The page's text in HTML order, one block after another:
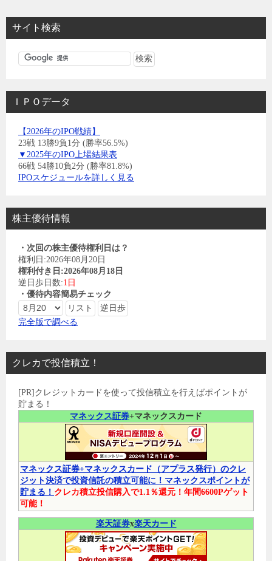
サイト検索
ＩＰＯデータ
【2026年のIPO戦績】
23戦 13勝9負1分 (勝率56.5%)
▼2025年のIPO上場結果表
66戦 54勝10負2分 (勝率81.8%)
IPOスケジュールを詳しく見る
株主優待情報
・次回の株主優待権利日は？
権利日:2026年08月20日
権利付き日:2026年08月18日
逆日歩日数:1日
・優待内容簡易チェック
完全版で調べる
クレカで投信積立！
[PR]クレジットカードを使って投信積立を行えばポイントが
貯まる！
マネックス証券+マネックスカード
マネックス証券+マネックスカード（アプラス発行）のクレ
ジット決済で投資信託の積立可能に！マネックスポイントが
貯まる！ クレカ積立投信購入で1.1％還元！年間6600Pゲット
可能！
楽天証券x楽天カード